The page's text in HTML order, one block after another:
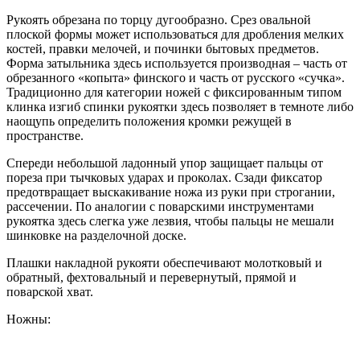
Рукоять обрезана по торцу дугообразно. Срез овальной
плоской формы может использоваться для дробления мелких
костей, правки мелочей, и починки бытовых предметов.
Форма затыльника здесь используется производная – часть от
обрезанного «копыта» финского и часть от русского «сучка».
Традиционно для категории ножей с фиксированным типом
клинка изгиб спинки рукоятки здесь позволяет в темноте либо
наощупь определить положения кромки режущей в
пространстве.
Спереди небольшой ладонный упор защищает пальцы от
пореза при тычковых ударах и проколах. Сзади фиксатор
предотвращает выскакивание ножа из руки при строгании,
рассечении. По аналогии с поварскими инструментами
рукоятка здесь слегка уже лезвия, чтобы пальцы не мешали
шинковке на разделочной доске.
Плашки накладной рукояти обеспечивают молотковый и
обратный, фехтовальный и перевернутый, прямой и
поварской хват.
Ножны: